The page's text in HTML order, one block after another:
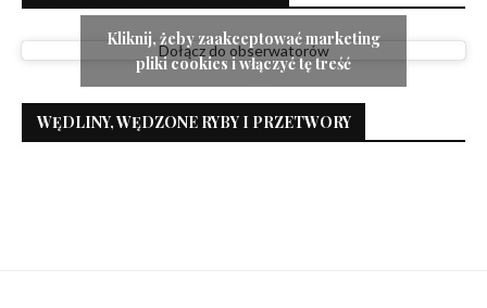
Dołącz do obserwatorów
Kliknij, żeby zaakceptować marketing
pliki cookies i włączyć tę treść
WĘDLINY, WĘDZONE RYBY I PRZETWORY